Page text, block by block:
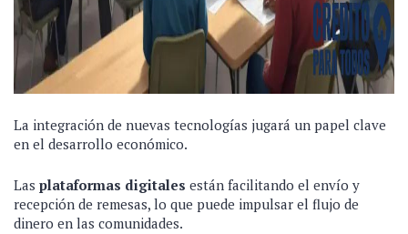
La integración de nuevas tecnologías jugará un papel clave
en el desarrollo económico.
Las plataformas digitales están facilitando el envío y
recepción de remesas, lo que puede impulsar el flujo de
dinero en las comunidades.